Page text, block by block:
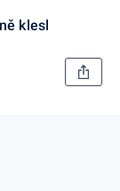
klesl